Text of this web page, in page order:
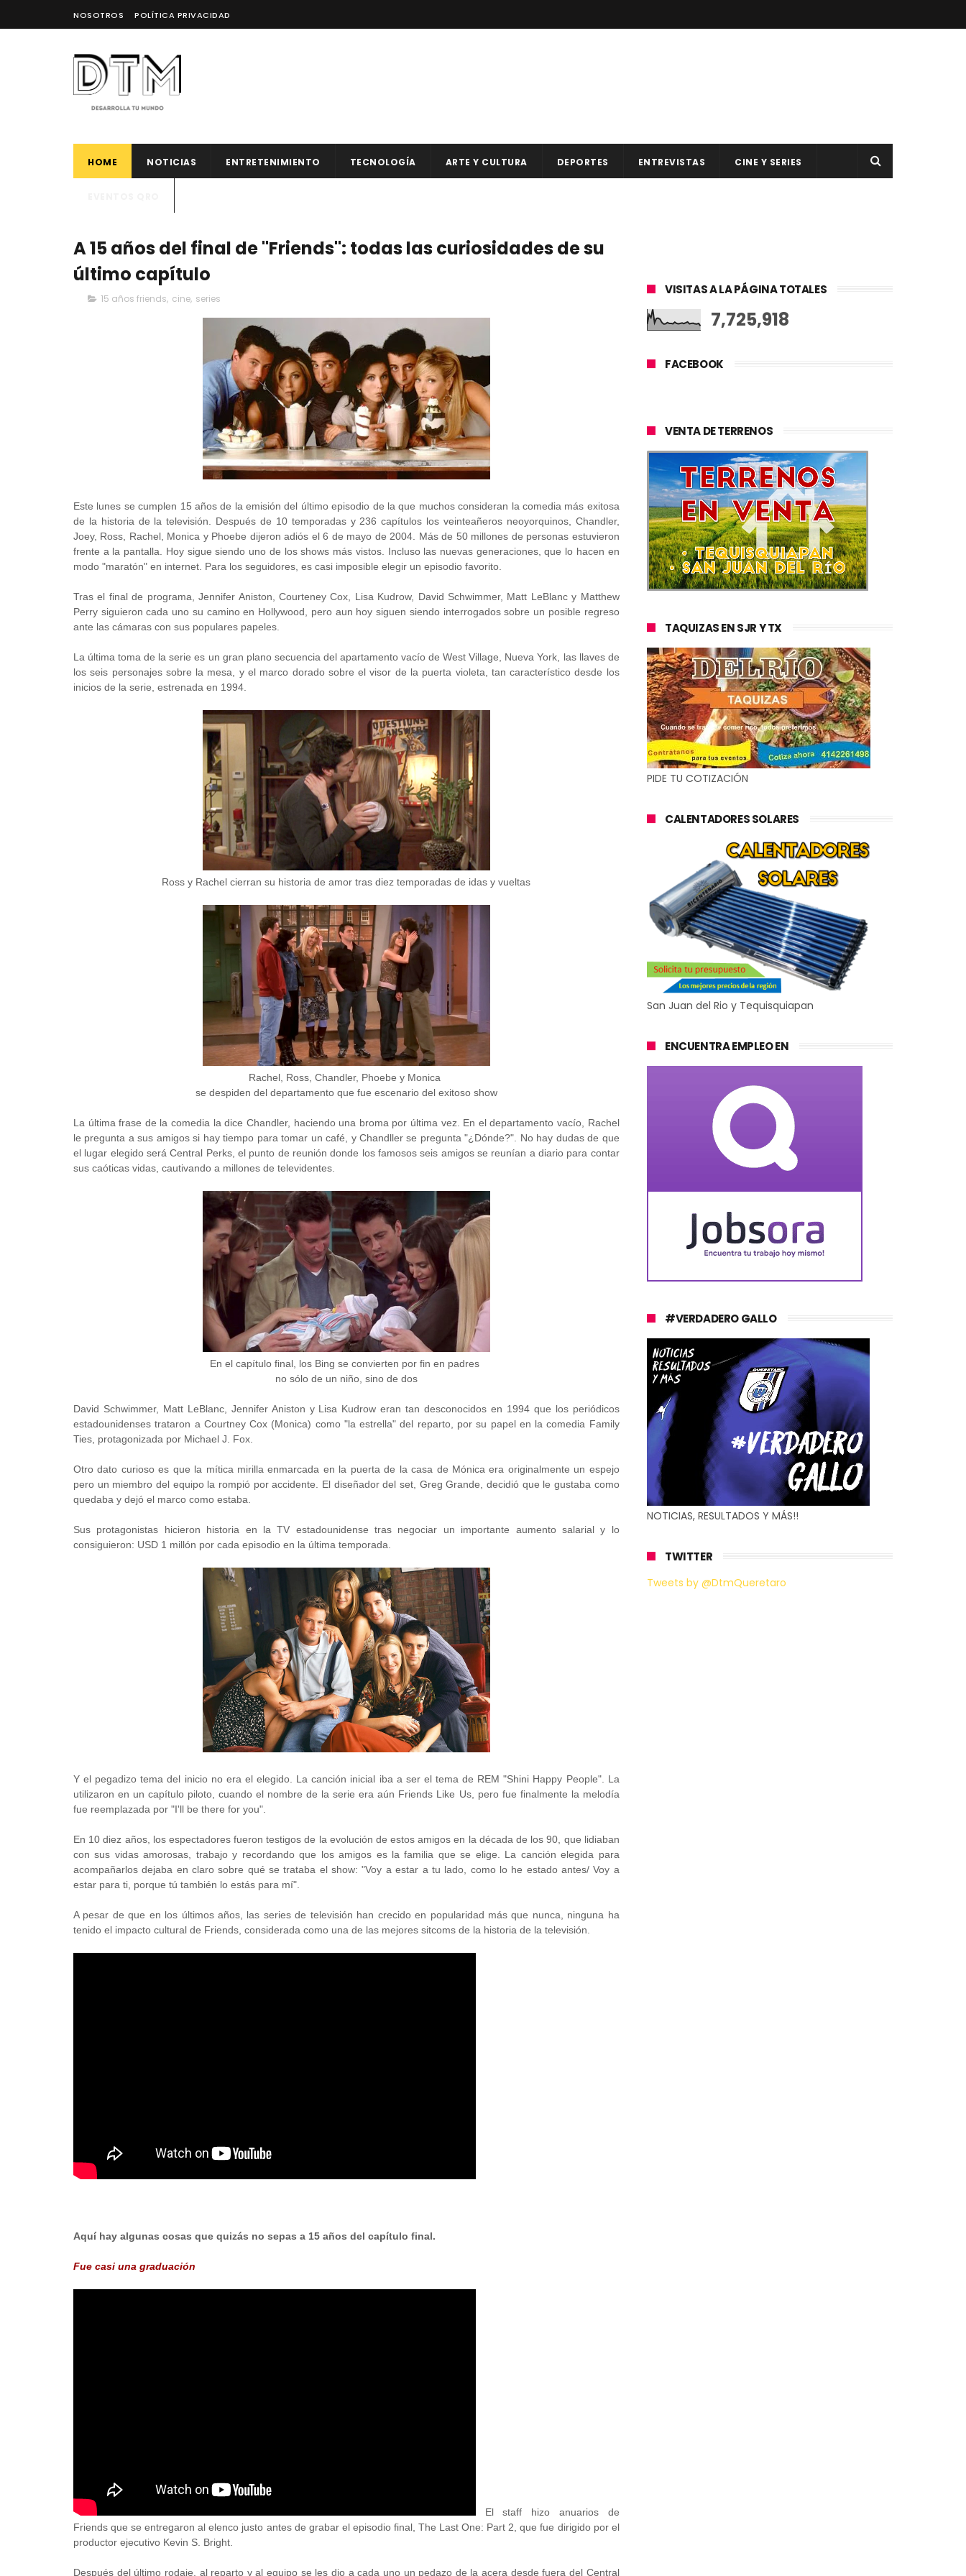
NOSOTROS POLÍTICA PRIVACIDAD
HOME NOTICIAS ENTRETENIMIENTO TECNOLOGÍA ARTE Y CULTURA DEPORTES ENTREVISTAS CINE Y SERIES
A 15 años del final de "Friends": todas las curiosidades de su
último capítulo
15 años friends, cine, series
Este lunes se cumplen 15 años de la emisión del último episodio de la que muchos consideran la comedia más exitosa
de la historia de la televisión. Después de 10 temporadas y 236 capítulos los veinteañeros neoyorquinos, Chandler,
Joey, Ross, Rachel, Monica y Phoebe dijeron adiós el 6 de mayo de 2004. Más de 50 millones de personas estuvieron
frente a la pantalla. Hoy sigue siendo uno de los shows más vistos. Incluso las nuevas generaciones, que lo hacen en
modo "maratón" en internet. Para los seguidores, es casi imposible elegir un episodio favorito.
Tras el final de programa, Jennifer Aniston, Courteney Cox, Lisa Kudrow, David Schwimmer, Matt LeBlanc y Matthew
Perry siguieron cada uno su camino en Hollywood, pero aun hoy siguen siendo interrogados sobre un posible regreso
ante las cámaras con sus populares papeles.
La última toma de la serie es un gran plano secuencia del apartamento vacío de West Village, Nueva York, las llaves de
los seis personajes sobre la mesa, y el marco dorado sobre el visor de la puerta violeta, tan característico desde los
inicios de la serie, estrenada en 1994.
Ross y Rachel cierran su historia de amor tras diez temporadas de idas y vueltas
Rachel, Ross, Chandler, Phoebe y Monica
se despiden del departamento que fue escenario del exitoso show
La última frase de la comedia la dice Chandler, haciendo una broma por última vez. En el departamento vacío, Rachel
le pregunta a sus amigos si hay tiempo para tomar un café, y Chandller se pregunta "¿Dónde?". No hay dudas de que
el lugar elegido será Central Perks, el punto de reunión donde los famosos seis amigos se reunían a diario para contar
sus caóticas vidas, cautivando a millones de televidentes.
En el capítulo final, los Bing se convierten por fin en padres
no sólo de un niño, sino de dos
David Schwimmer, Matt LeBlanc, Jennifer Aniston y Lisa Kudrow eran tan desconocidos en 1994 que los periódicos
estadounidenses trataron a Courtney Cox (Monica) como "la estrella" del reparto, por su papel en la comedia Family
Ties, protagonizada por Michael J. Fox.
Otro dato curioso es que la mítica mirilla enmarcada en la puerta de la casa de Mónica era originalmente un espejo
pero un miembro del equipo la rompió por accidente. El diseñador del set, Greg Grande, decidió que le gustaba como
quedaba y dejó el marco como estaba.
Sus protagonistas hicieron historia en la TV estadounidense tras negociar un importante aumento salarial y lo
consiguieron: USD 1 millón por cada episodio en la última temporada.
Y el pegadizo tema del inicio no era el elegido. La canción inicial iba a ser el tema de REM "Shini Happy People". La
utilizaron en un capítulo piloto, cuando el nombre de la serie era aún Friends Like Us, pero fue finalmente la melodía
fue reemplazada por "I'll be there for you".
En 10 diez años, los espectadores fueron testigos de la evolución de estos amigos en la década de los 90, que lidiaban
con sus vidas amorosas, trabajo y recordando que los amigos es la familia que se elige. La canción elegida para
acompañarlos dejaba en claro sobre qué se trataba el show: "Voy a estar a tu lado, como lo he estado antes/ Voy a
estar para ti, porque tú también lo estás para mí".
A pesar de que en los últimos años, las series de televisión han crecido en popularidad más que nunca, ninguna ha
tenido el impacto cultural de Friends, considerada como una de las mejores sitcoms de la historia de la televisión.
Aquí hay algunas cosas que quizás no sepas a 15 años del capítulo final.
Fue casi una graduación
El staff hizo anuarios de
Friends que se entregaron al elenco justo antes de grabar el episodio final, The Last One: Part 2, que fue dirigido por el
productor ejecutivo Kevin S. Bright.
Después del último rodaje, al reparto y al equipo se les dio a cada uno un pedazo de la acera desde fuera del Central
VISITAS A LA PÁGINA TOTALES
7,725,918
FACEBOOK
VENTA DE TERRENOS
TAQUIZAS EN SJR Y TX
PIDE TU COTIZACIÓN
CALENTADORES SOLARES
San Juan del Rio y Tequisquiapan
ENCUENTRA EMPLEO EN
#VERDADERO GALLO
NOTICIAS, RESULTADOS Y MÁS!!
TWITTER
Tweets by @DtmQueretaro